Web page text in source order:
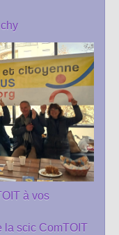
à vos
la scic ComTOIT